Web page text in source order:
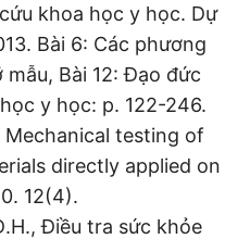
khoa học y học. Dự
Bài 6: Các phương
Bài 12: Đạo đức
y học: p. 122-246.
Mechanical testing of
directly applied on
12(4).
Điều tra sức khỏe